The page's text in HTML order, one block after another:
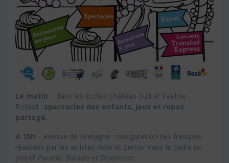
Le matin – dans les écoles Château-Sud et Pauline-
Roland : spectacles des enfants, jeux et repas
partagé.
A 15h – avenue de Bretagne : inauguration des fresques
réalisées par les artistes Ador et Semor dans le cadre du
projet Parade, Balade et Distorsion